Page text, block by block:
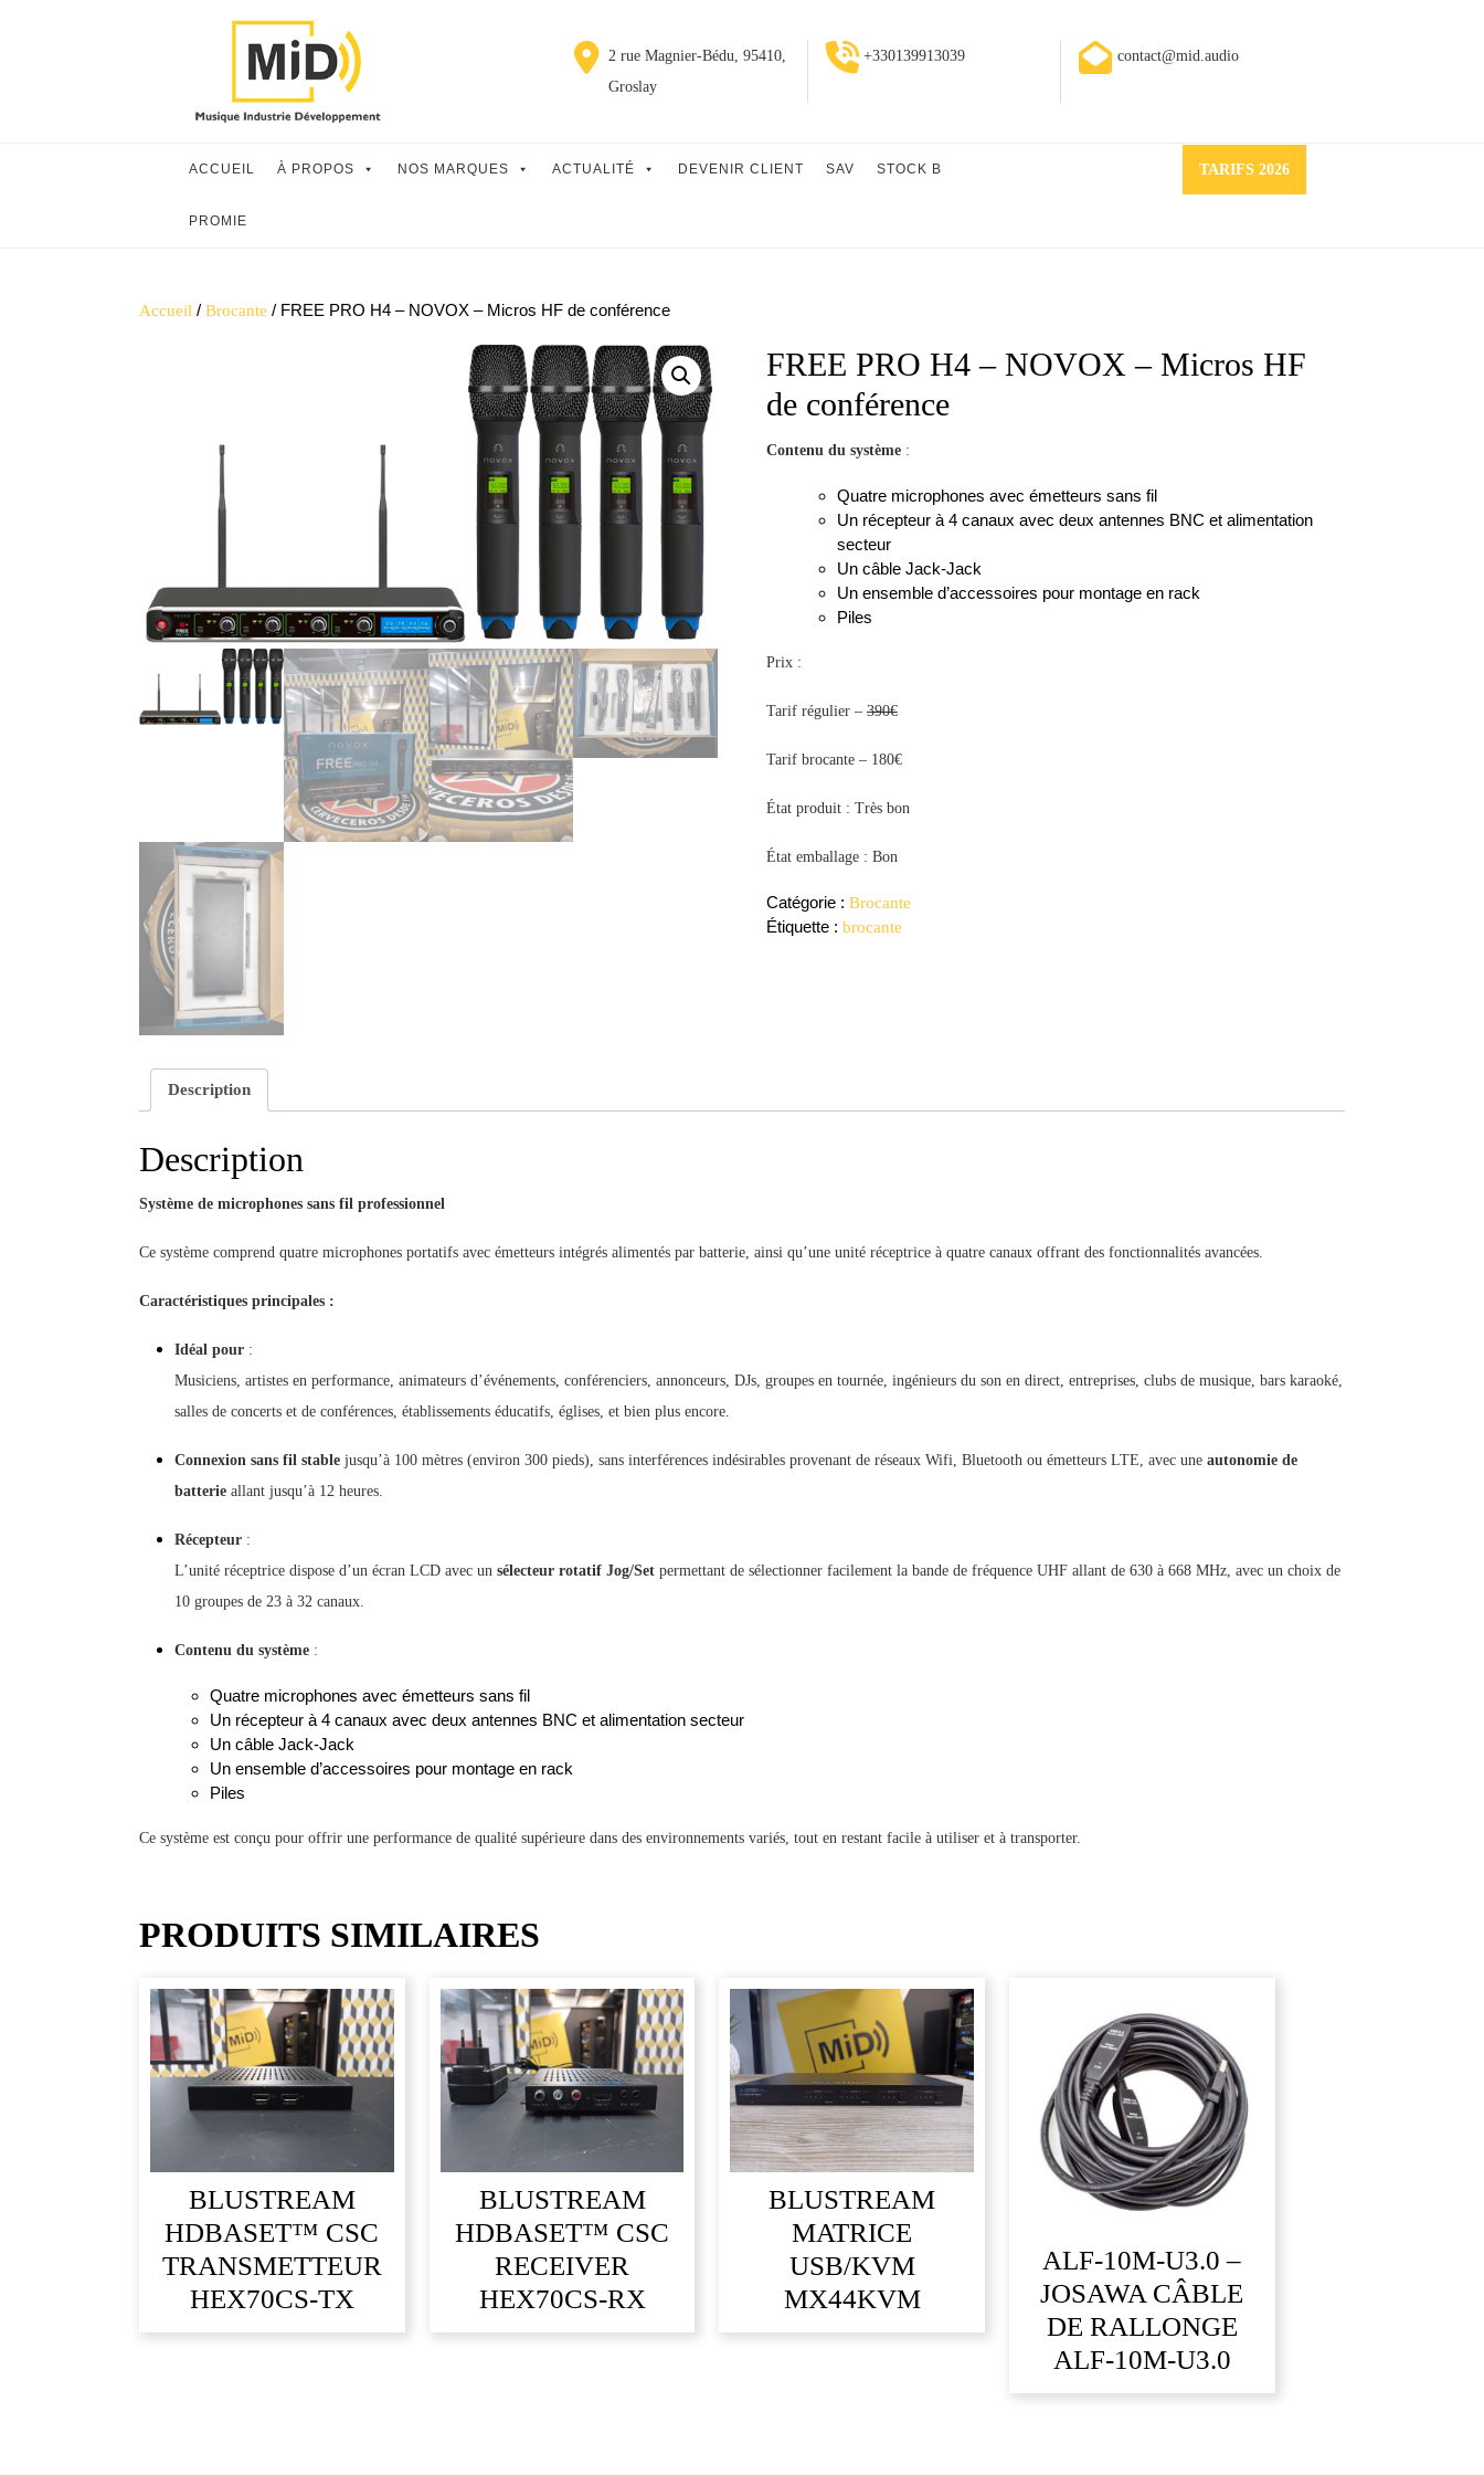
2 rue Magnier-Bédu, 95410,
Groslay
+330139913039 contact@mid.audio
ACCUEIL À PROPOS NOS MARQUES ACTUALITÉ DEVENIR CLIENT SAV STOCK B
PROMIE
TARIFS 2026Request
a
Accueil / Brocante / FREE PRO H4 – NOVOX – Micros HF de conférence
FREE PRO H4 – NOVOX – Micros HF
de conférence
Contenu du système:
Quatre microphones avec émetteurs sans fil
Un récepteur à 4 canaux avec deux antennes BNC et alimentation
secteur
Un câble Jack-Jack
Un ensemble d’accessoires pour montage en rack
Piles
Prix :
Tarif régulier –390€
Tarif brocante – 180€
État produit : Très bon
État emballage : Bon
Catégorie : Brocante
Étiquette : brocante
Description
Description
Système de microphones sans fil professionnel
Ce système comprend quatre microphones portatifs avec émetteurs intégrés alimentés par batterie, ainsi qu’une unité réceptrice à quatre canaux offrant des fonctionnalités avancées.
Caractéristiques principales :
Idéal pour :
Musiciens, artistes en performance, animateurs d’événements, conférenciers, annonceurs, DJs, groupes en tournée, ingénieurs du son en direct, entreprises, clubs de musique, bars karaoké,
salles de concerts et de conférences, établissements éducatifs, églises, et bien plus encore.
Connexion sans fil stable jusqu’à 100 mètres (environ 300 pieds), sans interférences indésirables provenant de réseaux Wifi, Bluetooth ou émetteurs LTE, avec une autonomie de
batterie allant jusqu’à 12 heures.
Récepteur :
L’unité réceptrice dispose d’un écran LCD avec un sélecteur rotatif Jog/Set permettant de sélectionner facilement la bande de fréquence UHF allant de 630 à 668 MHz, avec un choix de
10 groupes de 23 à 32 canaux.
Contenu du système :
Quatre microphones avec émetteurs sans fil
Un récepteur à 4 canaux avec deux antennes BNC et alimentation secteur
Un câble Jack-Jack
Un ensemble d’accessoires pour montage en rack
Piles
Ce système est conçu pour offrir une performance de qualité supérieure dans des environnements variés, tout en restant facile à utiliser et à transporter.
PRODUITS SIMILAIRES
BLUSTREAM
HDBASET™ CSC
TRANSMETTEUR
HEX70CS-TX
BLUSTREAM
HDBASET™ CSC
RECEIVER
HEX70CS-RX
BLUSTREAM
MATRICE
USB/KVM
MX44KVM
ALF-10M-U3.0 –
JOSAWA CÂBLE
DE RALLONGE
ALF-10M-U3.0